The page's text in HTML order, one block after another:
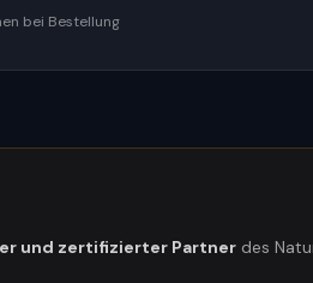
bei Bestellung
und zertifizierter Partner des